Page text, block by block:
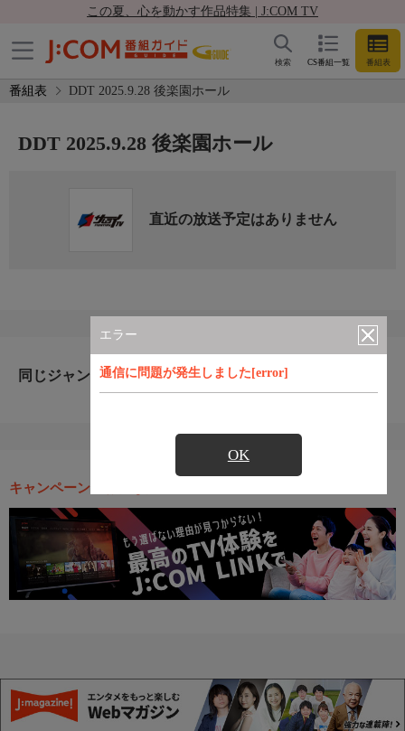
この夏、心を動かす作品特集 | J:COM TV
CS番組一覧 番組表
検索
番組表 DDT 2025.9.28 後楽園ホール
エラー
通信に問題が発生しました[error]
OK
DDT 2025.9.28 後楽園ホール
直近の放送予定はありません
同じジャンルのおすすめ番組
キャンペーン・お得な情報